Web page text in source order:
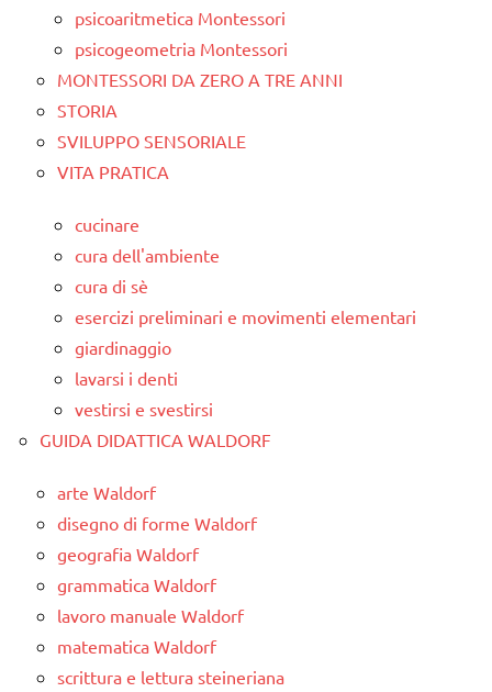
psicoaritmetica Montessori
psicogeometria Montessori
MONTESSORI DA ZERO A TRE ANNI
STORIA
SVILUPPO SENSORIALE
VITA PRATICA
cucinare
cura dell'ambiente
cura di sè
esercizi preliminari e movimenti elementari
giardinaggio
lavarsi i denti
vestirsi e svestirsi
GUIDA DIDATTICA WALDORF
arte Waldorf
disegno di forme Waldorf
geografia Waldorf
grammatica Waldorf
lavoro manuale Waldorf
matematica Waldorf
scrittura e lettura steineriana